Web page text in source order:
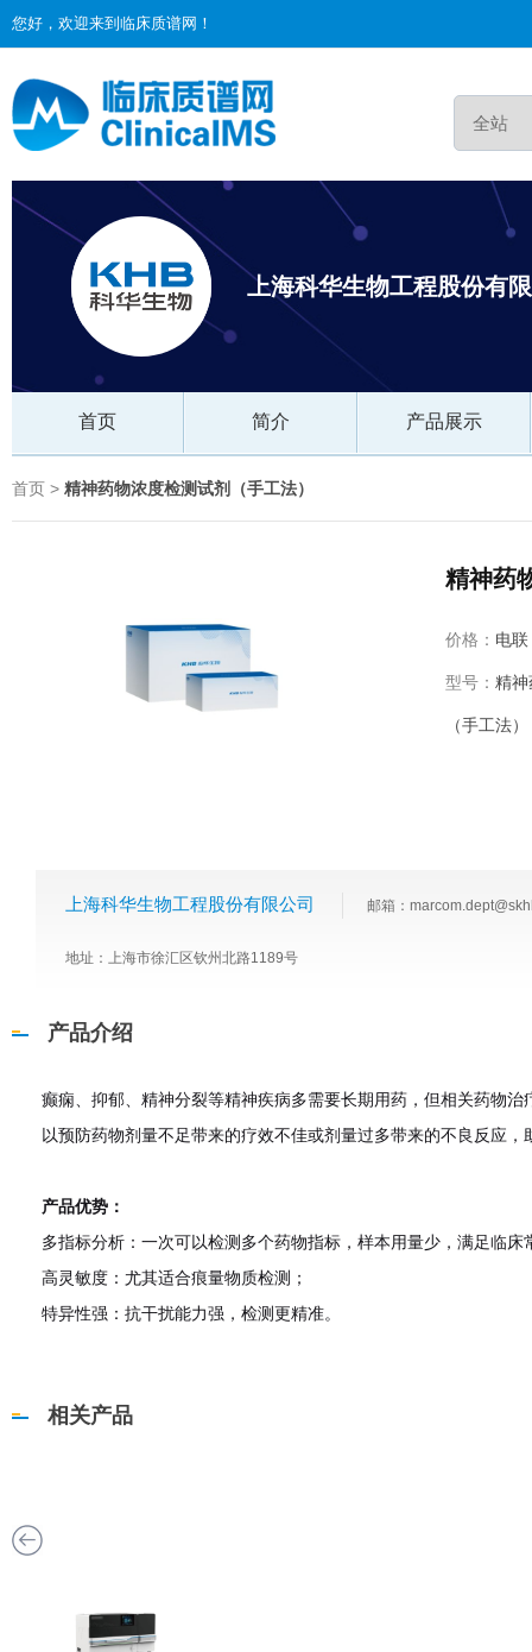
您好，欢迎来到临床质谱网！
上海科华生物工程股份有
首页 简介 产品展示
首页 > 精神药物浓度检测试剂（手工法）
精神药
价格： 电联
型号： 精神
（手工法）
上海科华生物工程股份有限公司 邮箱：
地址：上海市徐汇区钦州北路1189号
产品介绍
癫痫、抑郁、精神分裂等精神疾病多需要长期用药，但相关药物
以预防药物剂量不足带来的疗效不佳或剂量过多带来的不良反应
产品优势：
多指标分析：一次可以检测多个药物指标，样本用量少，满足临床
高灵敏度：尤其适合痕量物质检测；
特异性强：抗干扰能力强，检测更精准。
相关产品